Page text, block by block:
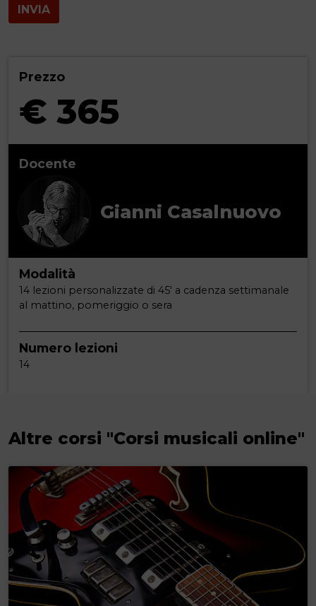
INVIA
Prezzo
€ 365
Docente
Gianni Casalnuovo
Modalità
14 lezioni personalizzate di 45' a cadenza settimanale
al mattino, pomeriggio o sera
Numero lezioni
14
Altre corsi "Corsi musicali online"